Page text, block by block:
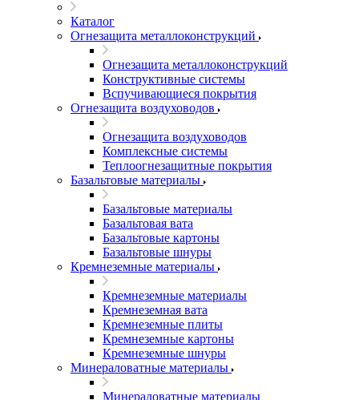
Каталог
Огнезащита металлоконструкций
Огнезащита металлоконструкций
Конструктивные системы
Вспучивающиеся покрытия
Огнезащита воздуховодов
Огнезащита воздуховодов
Комплексные системы
Теплоогнезащитные покрытия
Базальтовые материалы
Базальтовые материалы
Базальтовая вата
Базальтовые картоны
Базальтовые шнуры
Кремнеземные материалы
Кремнеземные материалы
Кремнеземная вата
Кремнеземные плиты
Кремнеземные картоны
Кремнеземные шнуры
Минераловатные материалы
Минераловатные материалы